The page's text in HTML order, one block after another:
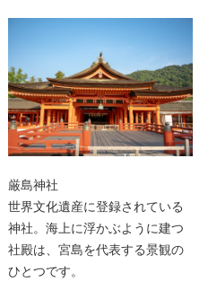
厳島神社
世界文化遺産に登録されている
神社。海上に浮かぶように建つ
社殿は、宮島を代表する景観の
ひとつです。